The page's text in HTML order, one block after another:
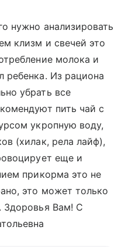
нужно анализировать
клизм и свечей это
молока и
ребенка. Из рациона
убрать все
пить чай с
укропную воду,
(хилак, рела лайф),
еще и
прикорма это не
это может только
Здоровья Вам! С